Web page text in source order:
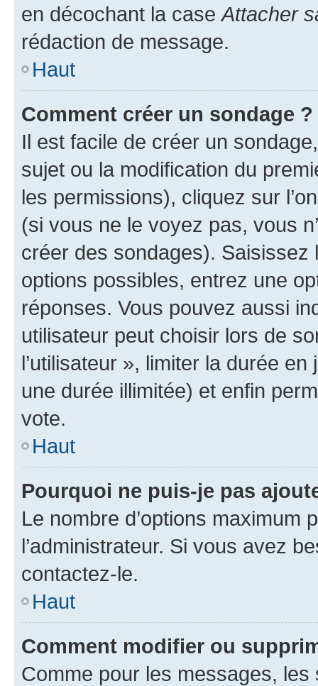
en décochant la case Attacher
rédaction de message.
Haut
Comment créer un sondage ?
Il est facile de créer un
sujet ou la modification du
les permissions), cliquez sur
(si vous ne le voyez pas, vous
créer des sondages).
options possibles, entrez une
réponses. Vous pouvez aussi
utilisateur peut choisir lors de
l’utilisateur », limiter la durée
une durée illimitée) et enfin
vote.
Haut
Pourquoi ne puis-je pas
Le nombre d’options maximum
l’administrateur. Si vous avez
contactez-le.
Haut
Comment modifier ou
Comme pour les messages,